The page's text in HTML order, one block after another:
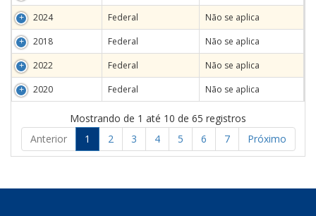
2024
Federal
Não se aplica
2018
Federal
Não se aplica
2022
Federal
Não se aplica
2020
Federal Não se aplica
Mostrando de 1 até 10 de 65 registros
Anterior
1 2 3 4 5 6 7 Próximo